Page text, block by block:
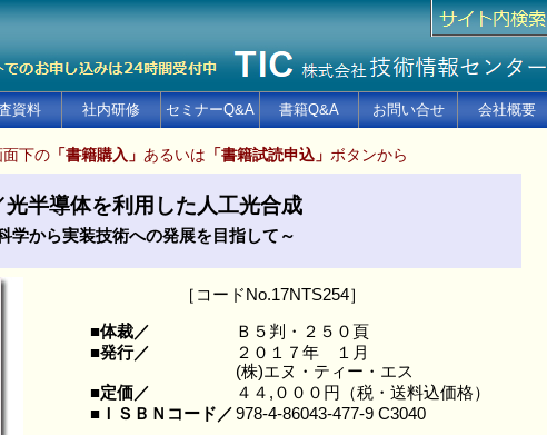
資料 社内研修 セミナーQ&A 書籍Q&A お問い合せ 会社概要
面下の 「書籍購入」 あるいは 「書籍試読申込」 ボタンから
光半導体を利用した人工光合成
学から実装技術への発展を目指して～
［コードNo.17NTS254］
■体裁／
Ｂ５判・２５０頁
■発行／
２０１７年 １月
(株)エヌ・ティー・エス
■定価／
４４,０００円（税・送料込価格）
■ＩＳＢＮコード／978-4-86043-477-9 C3040